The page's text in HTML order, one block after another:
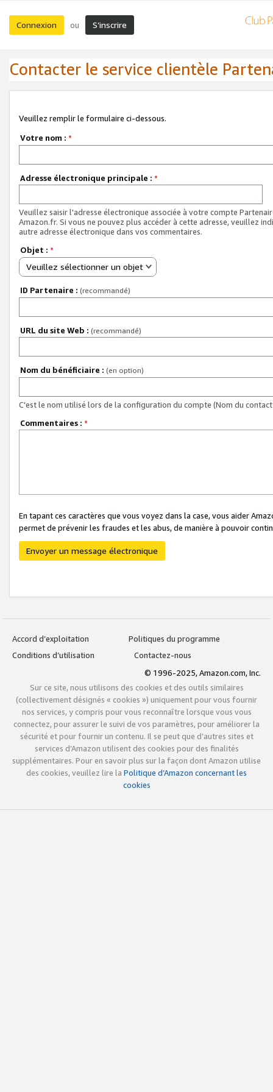
Connexion ou S’inscrire
Contacter le service clientèle
Veuillez remplir le formulaire ci-dessous.
Votre nom : *
Adresse électronique principale : *
Veuillez saisir l'adresse électronique associée à votre compte
Amazon.fr. Si vous ne pouvez plus accéder à cette adresse, veuillez
autre adresse électronique dans vos commentaires.
Objet : *
Veuillez sélectionner un objet
ID Partenaire : (recommandé)
URL du site Web : (recommandé)
Nom du bénéficiaire : (en option)
C'est le nom utilisé lors de la configuration du compte (Nom du
Commentaires : *
En tapant ces caractères que vous voyez dans la case, vous aider
permet de prévenir les fraudes et les abus, de manière à pouvoir
Envoyer un message électronique
Accord d’exploitation
Politiques du programme
Conditions d’utilisation
Contactez-nous
© 1996-2025, Amazon.com, Inc.
Sur ce site, nous utilisons des cookies et des outils similaires
(collectivement désignés « cookies ») uniquement pour vous fournir
nos services, y compris pour vous reconnaître lorsque vous vous
connectez, pour assurer le suivi de vos paramètres, pour améliorer la
sécurité et pour fournir un contenu. Il se peut que d’autres sites et
services d’Amazon utilisent des cookies pour des finalités
supplémentaires. Pour en savoir plus sur la façon dont Amazon utilise
des cookies, veuillez lire la Politique d’Amazon concernant les
cookies